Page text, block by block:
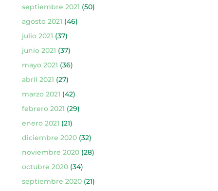
septiembre 2021 (50)
agosto 2021 (46)
julio 2021 (37)
junio 2021 (37)
mayo 2021 (36)
abril 2021 (27)
marzo 2021 (42)
febrero 2021 (29)
enero 2021 (21)
diciembre 2020(32)
noviembre 2020(28)
octubre 2020(34)
septiembre 2020(21)